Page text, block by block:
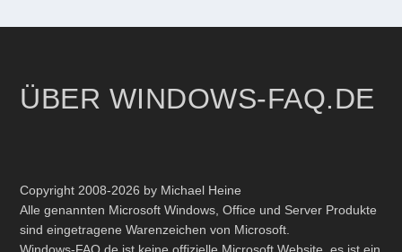
ÜBER WINDOWS-FAQ.DE
Copyright 2008-2026 by Michael Heine
Alle genannten Microsoft Windows, Office und Server Produkte
sind eingetragene Warenzeichen von Microsoft.